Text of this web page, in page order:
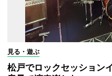
見る・遊ぶ
松戸でロックセッショ